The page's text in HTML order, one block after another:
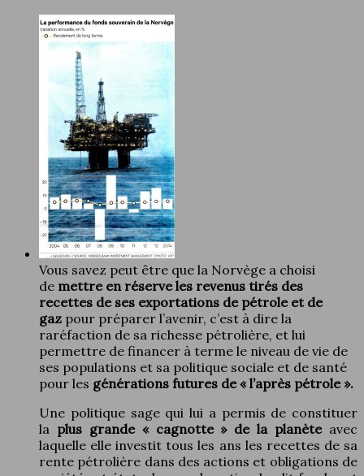
Vous savez peut être que la Norvège a choisi
de mettre en réserve les revenus tirés des
recettes de ses exportations de pétrole et de
gaz pour préparer l’avenir, c’est à dire la
raréfaction de sa richesse pétrolière, et lui
permettre de financer à terme le niveau de vie de
ses populations et sa politique sociale et de santé
pour les générations futures de « l’après pétrole ».
Une politique sage qui lui a permis de constituer
la plus grande « cagnotte » de la planète avec
laquelle elle investit tous les ans les recettes de sa
rente pétrolière dans des actions et obligations de